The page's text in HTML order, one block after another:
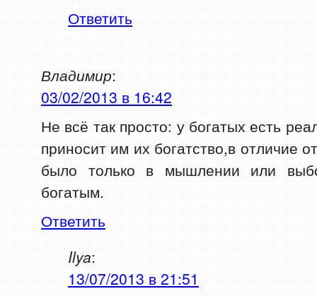
Ответить
Владимир:
03/02/2013 в 16:42
Не всё так просто: у богатых есть
приносит им их богатство,в отличие
было только в мышлении или
богатым.
Ответить
Ilya:
13/07/2013 в 21:51